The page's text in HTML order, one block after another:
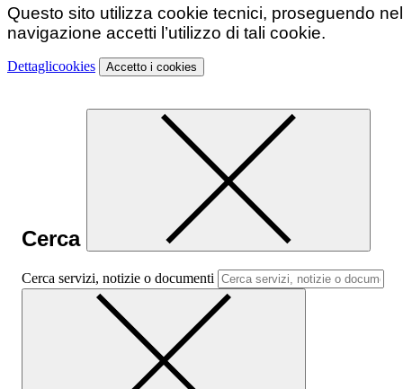
Questo sito utilizza cookie tecnici, proseguendo
navigazione accetti l’utilizzo di tali cookie.
Dettaglicookies Accetto i cookies
Cerca
Cerca servizi, notizie o documenti